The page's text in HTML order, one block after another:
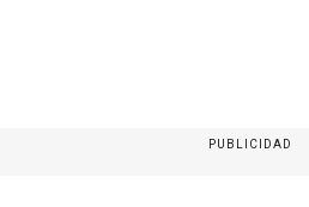
PUBLICIDAD